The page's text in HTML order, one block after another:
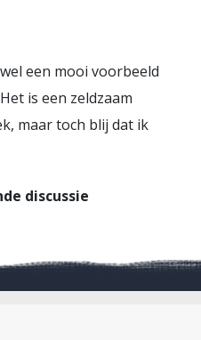
een mooi voorbeeld
is een zeldzaam
maar toch blij dat ik
discussie